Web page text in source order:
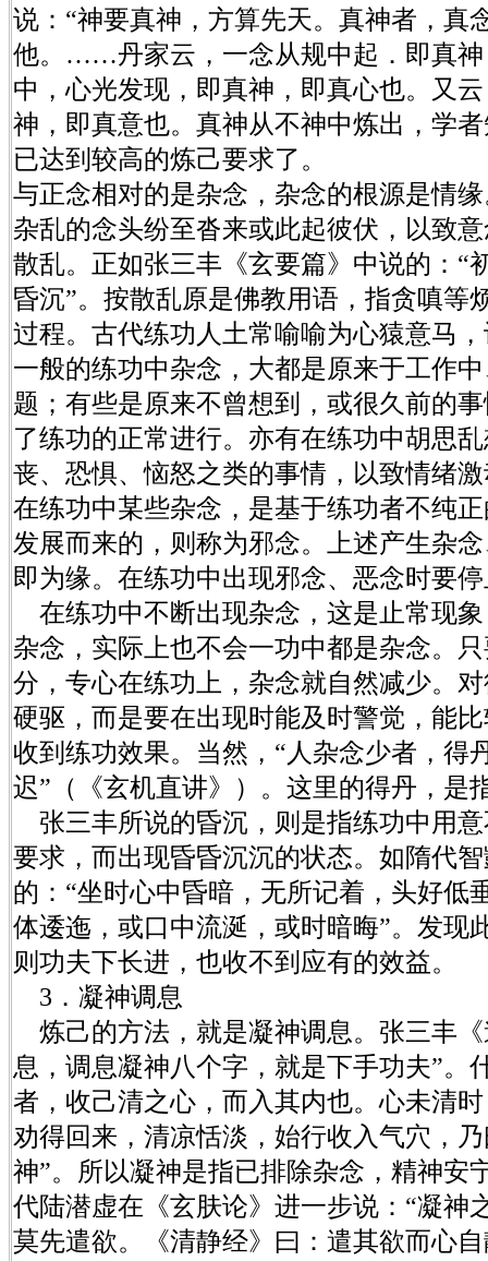
说：“神要真神，方算先天。真神者，真
他。……丹家云，一念从规中起．即真神
中，心光发现，即真神，即真心也。又
神，即真意也。真神从不神中炼出，学
已达到较高的炼己要求了。
与正念相对的是杂念，杂念的根源是情
杂乱的念头纷至沓来或此起彼伏，以致
散乱。正如张三丰《玄要篇》中说的：“
昏沉”。按散乱原是佛教用语，指贪嗔等
过程。古代练功人土常喻喻为心猿意马
一般的练功中杂念，大都是原来于工作
题；有些是原来不曾想到，或很久前的
了练功的正常进行。亦有在练功中胡思
丧、恐惧、恼怒之类的事情，以致情绪
在练功中某些杂念，是基于练功者不纯
发展而来的，则称为邪念。上述产生杂
即为缘。在练功中出现邪念、恶念时要
在练功中不断出现杂念，这是止常现
杂念，实际上也不会一功中都是杂念。
分，专心在练功上，杂念就自然减少。
硬驱，而是要在出现时能及时警觉，能
收到练功效果。当然，“人杂念少者，得
迟”（《玄机直讲》）。这里的得丹，是
张三丰所说的昏沉，则是指练功中用
要求，而出现昏昏沉沉的状态。如隋代
的：“坐时心中昏暗，无所记着，头好低
体逶迤，或口中流涎，或时暗晦”。发现
则功夫下长进，也收不到应有的效益。
3．凝神调息
炼己的方法，就是凝神调息。张三丰
息，调息凝神八个字，就是下手功夫”。
者，收己清之心，而入其内也。心未清
劝得回来，清凉恬淡，始行收入气穴，
神”。所以凝神是指已排除杂念，精神安
代陆潜虚在《玄肤论》进一步说：“凝神
莫先遣欲。《清静经》曰：遣其欲而心